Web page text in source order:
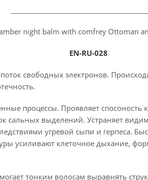
night balm with comfrey Ottoman
EN-RU-028
свободных электронов.
процессы. Проявляет спосоность
сальных выделений. Устраняет
угревой сыпи и герпеса.
усиливают клеточное дыхание,
тонким волосам выравнять